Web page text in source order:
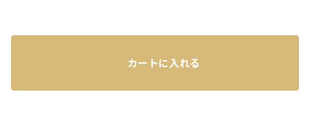
カートに入れる